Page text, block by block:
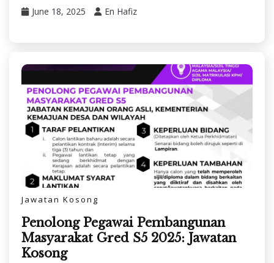
June 18, 2025 En Hafiz
Jawatan Kosong
Penolong Pegawai Pembangunan
Masyarakat Gred S5 2025: Jawatan
Kosong